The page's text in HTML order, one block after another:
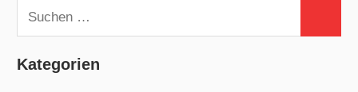
Suchen
nach:
Kategorien